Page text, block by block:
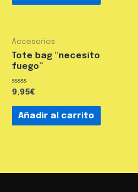
Accesorios
Tote bag “necesito
fuego”
Valorado
en
0
de
9,95€
Añadir al carrito